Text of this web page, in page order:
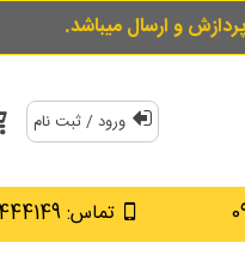
میباشد.
ورود / ثبت نام
تماس: 04134444149